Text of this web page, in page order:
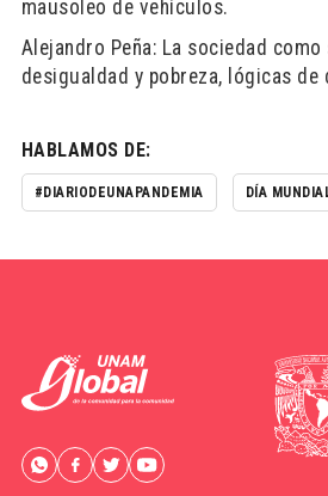
mausoleo de vehículos.
Alejandro Peña: La sociedad
desigualdad y pobreza, lógicas de
HABLAMOS DE:
#DIARIODEUNAPANDEMIA DÍA